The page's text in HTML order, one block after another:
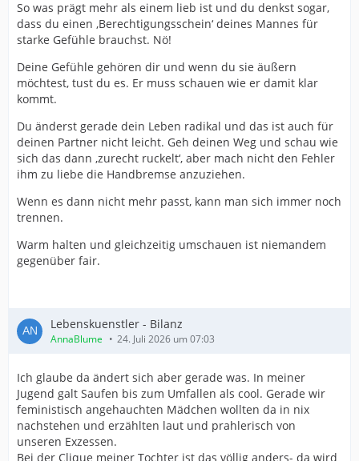
So was prägt mehr als einem lieb ist und du denkst sogar,
dass du einen ‚Berechtigungsschein‘ deines Mannes für
starke Gefühle brauchst. Nö!
Deine Gefühle gehören dir und wenn du sie äußern
möchtest, tust du es. Er muss schauen wie er damit klar
kommt.
Du änderst gerade dein Leben radikal und das ist auch für
deinen Partner nicht leicht. Geh deinen Weg und schau wie
sich das dann ‚zurecht ruckelt‘, aber mach nicht den Fehler
ihm zu liebe die Handbremse anzuziehen.
Wenn es dann nicht mehr passt, kann man sich immer noch
trennen.
Warm halten und gleichzeitig umschauen ist niemandem
gegenüber fair.
Lebenskuenstler - Bilanz
AnnaBlume 24. Juli 2026 um 07:03
Ich glaube da ändert sich aber gerade was. In meiner
Jugend galt Saufen bis zum Umfallen als cool. Gerade wir
feministisch angehauchten Mädchen wollten da in nix
nachstehen und erzählten laut und prahlerisch von
unseren Exzessen.
Bei der Clique meiner Tochter ist das völlig anders- da wird